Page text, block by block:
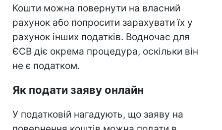
Кошти можна повернути на власний
рахунок або попросити зарахувати їх у
рахунок інших податків. Водночас для
ЄСВ діє окрема процедура, оскільки він
не є податком.
Як подати заяву онлайн
У податковій нагадують, що заяву на